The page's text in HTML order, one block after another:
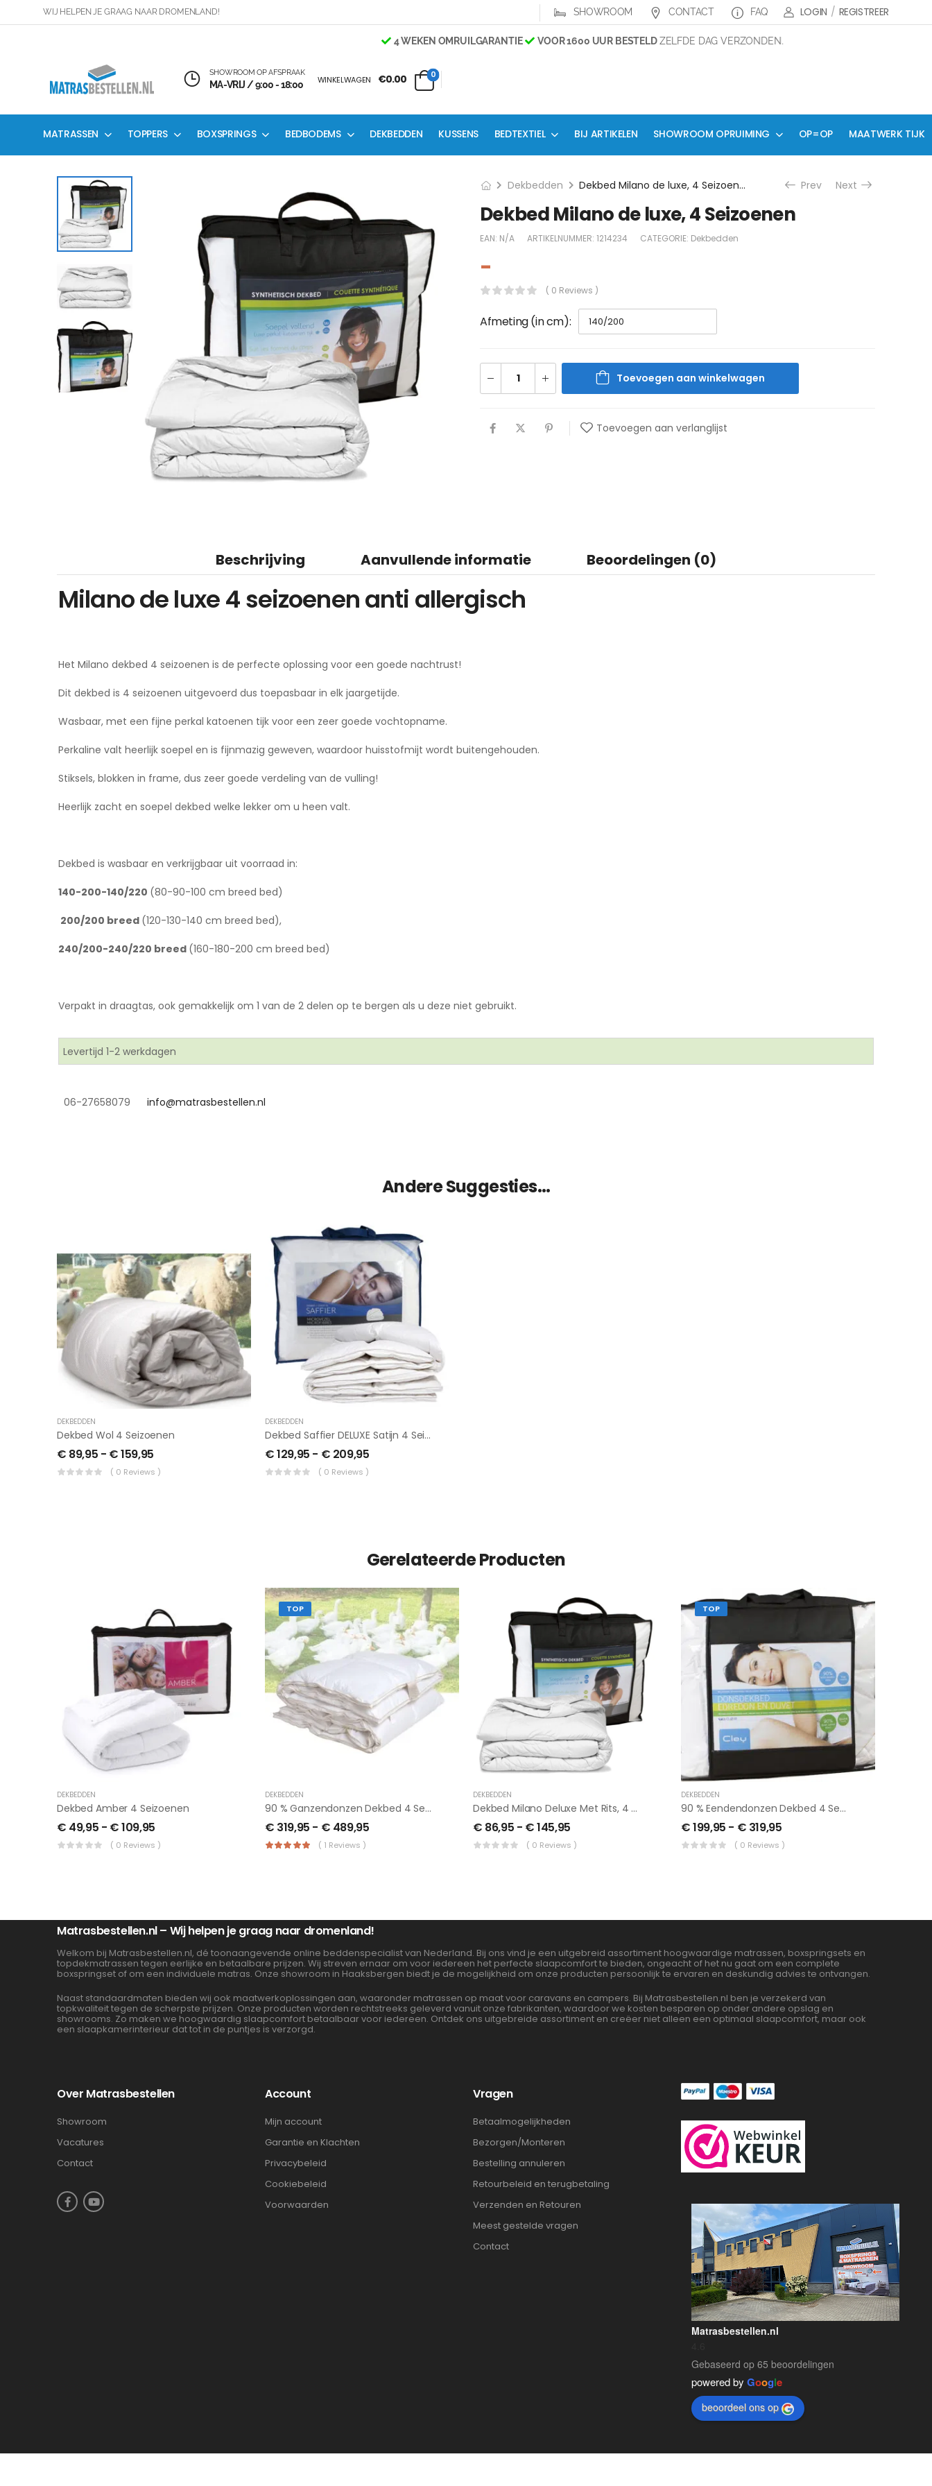
WIJ HELPEN JE GRAAG NAAR DROMENLAND! SHOWROOM CONTACT FAQ LOGIN / REGISTREER
4 WEKEN OMRUILGARANTIE VOOR 1600 UUR BESTELDZELFDE DAG VERZONDEN.
SHOWROOM OP AFSPRAAK
MA-VRIJ / 9:00 - 18:00 WINKELWAGEN €0.00 0
MATRASSEN TOPPERS BOXSPRINGS BEDBODEMS DEKBEDDEN KUSSENS BEDTEXTIEL BIJ ARTIKELEN SHOWROOM OPRUIMING OP=OP MAATWERK TIJK
Dekbedden Dekbed Milano de luxe, 4 Seizoenen Prev Next
Dekbed Milano de luxe, 4 Seizoenen
EAN: N/A ARTIKELNUMMER: 1214234 CATEGORIE: Dekbedden
-
( 0 Reviews )
Afmeting (in cm)
Toevoegen aan winkelwagen
Toevoegen aan verlanglijst
Beschrijving Aanvullende informatie Beoordelingen (0)
Milano de luxe 4 seizoenen anti allergisch
Het Milano dekbed 4 seizoenen is de perfecte oplossing voor een goede nachtrust!
Dit dekbed is 4 seizoenen uitgevoerd dus toepasbaar in elk jaargetijde.
Wasbaar, met een fijne perkal katoenen tijk voor een zeer goede vochtopname.
Perkaline valt heerlijk soepel en is fijnmazig geweven, waardoor huisstofmijt wordt buitengehouden.
Stiksels, blokken in frame, dus zeer goede verdeling van de vulling!
Heerlijk zacht en soepel dekbed welke lekker om u heen valt.
Dekbed is wasbaar en verkrijgbaar uit voorraad in:
140-200-140/220 (80-90-100 cm breed bed)
200/200 breed (120-130-140 cm breed bed),
240/200-240/220 breed (160-180-200 cm breed bed)
Verpakt in draagtas, ook gemakkelijk om 1 van de 2 delen op te bergen als u deze niet gebruikt.
Levertijd 1-2 werkdagen
06-27658079 info@matrasbestellen.nl
Andere Suggesties…
DEKBEDDEN
Dekbed Wol 4 Seizoenen
€ 89,95 - €159,95
( 0 Reviews )
DEKBEDDEN
Dekbed Saffier DELUXE Satijn 4 Seizoenen
€129,95 - € 209,95
( 0 Reviews )
Gerelateerde Producten
DEKBEDDEN
Dekbed Amber 4 Seizoenen
€ 49,95 - €109,95
( 0 Reviews )
TOP
DEKBEDDEN
90 % Ganzendonzen Dekbed 4 Seizoenen ,witte Ganzendons
€ 319,95 - € 489,95
( 1 Reviews )
DEKBEDDEN
Dekbed Milano Deluxe Met Rits, 4 Seizoenen
€ 86,95 - €145,95
( 0 Reviews )
TOP
DEKBEDDEN
90 % Eendendonzen Dekbed 4 Seizoenen ,witte Eendendons
€199,95 - € 319,95
( 0 Reviews )
Matrasbestellen.nl – Wij helpen je graag naar dromenland!
Welkom bij Matrasbestellen.nl, dé toonaangevende online beddenspecialist van Nederland. Bij ons vind je een uitgebreid assortiment hoogwaardige matrassen, boxspringsets en
topdekmatrassen tegen eerlijke en betaalbare prijzen. Wij streven ernaar om voor iedereen het perfecte slaapcomfort te bieden, ongeacht of het nu gaat om een complete
boxspringset of om een individuele matras. Onze showroom in Haaksbergen biedt je de mogelijkheid om onze producten persoonlijk te ervaren en deskundig advies te ontvangen.
Naast standaardmaten bieden wij ook maatwerkoplossingen aan, waaronder matrassen op maat voor caravans en campers. Bij Matrasbestellen.nl ben je verzekerd van
topkwaliteit tegen de scherpste prijzen. Onze producten worden rechtstreeks geleverd vanuit onze fabrikanten, waardoor we kosten besparen op onder andere opslag en
showrooms. Zo maken we hoogwaardig slaapcomfort betaalbaar voor iedereen. Ontdek ons uitgebreide assortiment en creëer niet alleen een optimaal slaapcomfort, maar ook
een slaapkamerinterieur dat tot in de puntjes is verzorgd.
Over Matrasbestellen
Showroom
Vacatures
Contact
Account
Mijn account
Garantie en Klachten
Privacybeleid
Cookiebeleid
Voorwaarden
Vragen
Betaalmogelijkheden
Bezorgen/Monteren
Bestelling annuleren
Retourbeleid en terugbetaling
Verzenden en Retouren
Meest gestelde vragen
Contact
Matrasbestellen.nl
Gebaseerd op 65 beoordelingen
powered by Google
beoordeel ons op